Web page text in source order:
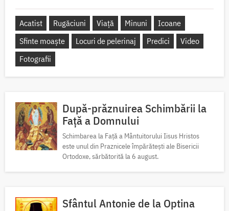
Acatist Rugăciuni Viață Minuni
Icoane
Sfinte moaște
Locuri de pelerinaj Predici
Video
Fotografii
După-prăznuirea Schimbării la
Față a Domnului
Schimbarea la Față a Mântuitorului Iisus Hristos
este unul din Praznicele împărătești ale Bisericii
Ortodoxe, sărbătorită la 6 august.
Sfântul Antonie de la Optina